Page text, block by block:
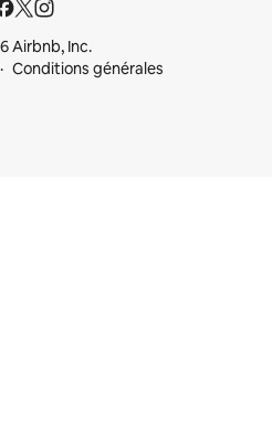
Airbnb, Inc.
Conditions générales